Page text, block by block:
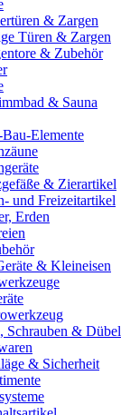
& Zargen
Türen & Zargen
& Zubehör
& Sauna
Elemente
& Zierartikel
und Freizeitartikel
Erden
& Kleineisen
Schrauben & Dübel
& Sicherheit